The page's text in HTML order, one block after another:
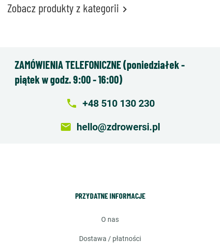
Zobacz produkty z kategorii 
ZAMÓWIENIA TELEFONICZNE (poniedziałek -
piątek w godz. 9:00 - 16:00)
local_phone +48 510 130 230
email hello@zdrowersi.pl
PRZYDATNE INFORMACJE
o nas
dostawa / płatności